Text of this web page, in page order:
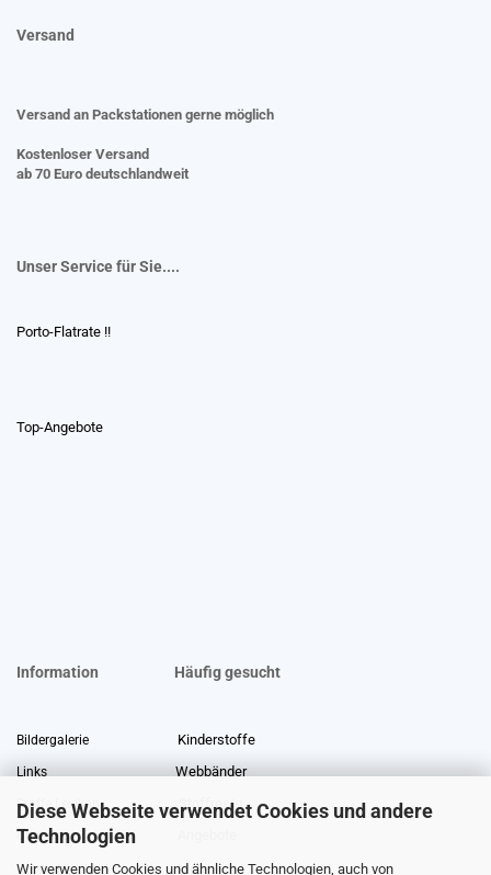
Diese Webseite verwendet Cookies und andere
Technologien
Wir verwenden Cookies und ähnliche Technologien, auch von
Versand
Versand an Packstationen gerne möglich
Kostenloser Versand
ab 70 Euro deutschlandweit
Unser Service für Sie....
Porto-Flatrate !!
Top-Angebote
Information Häufig gesucht
Bildergalerie Kinderstoffe
Links Webbänder
Stoffe Lexikon Stoffreste
Über uns
Gewerberabatt Meterware